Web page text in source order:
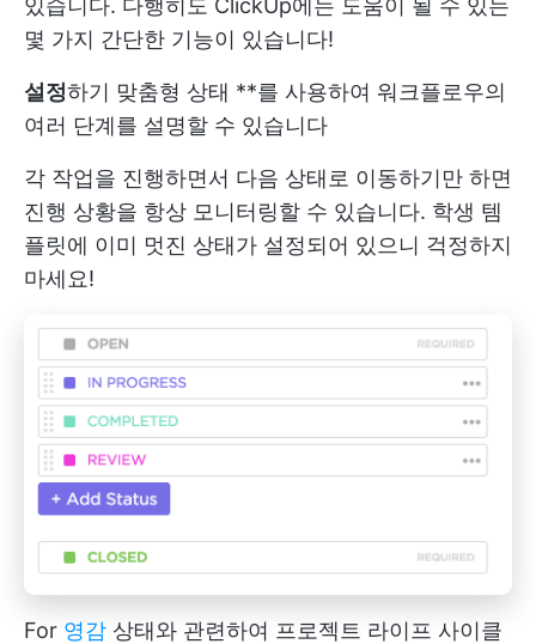
있습니다. 다행히도 ClickUp에는 도움이 될 수 있는
몇 가지 간단한 기능이 있습니다!
설정하기 맞춤형 상태 **를 사용하여 워크플로우의
여러 단계를 설명할 수 있습니다
각 작업을 진행하면서 다음 상태로 이동하기만 하면
진행 상황을 항상 모니터링할 수 있습니다. 학생 템
플릿에 이미 멋진 상태가 설정되어 있으니 걱정하지
마세요!
For 영감 상태와 관련하여 프로젝트 라이프 사이클